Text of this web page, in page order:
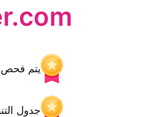
يتم فحص
جدول